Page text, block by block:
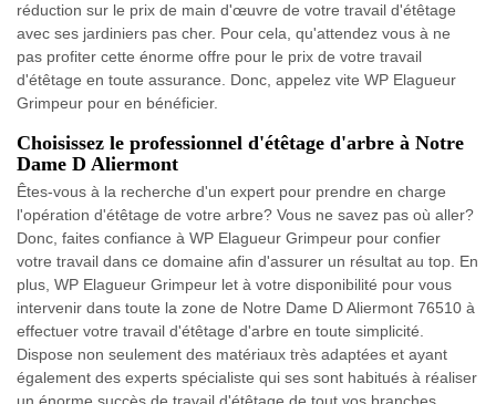
réduction sur le prix de main d'œuvre de votre travail d'étêtage
avec ses jardiniers pas cher. Pour cela, qu'attendez vous à ne
pas profiter cette énorme offre pour le prix de votre travail
d'étêtage en toute assurance. Donc, appelez vite WP Elagueur
Grimpeur pour en bénéficier.
Choisissez le professionnel d'étêtage d'arbre à Notre
Dame D Aliermont
Êtes-vous à la recherche d'un expert pour prendre en charge
l'opération d'étêtage de votre arbre? Vous ne savez pas où aller?
Donc, faites confiance à WP Elagueur Grimpeur pour confier
votre travail dans ce domaine afin d'assurer un résultat au top. En
plus, WP Elagueur Grimpeur let à votre disponibilité pour vous
intervenir dans toute la zone de Notre Dame D Aliermont 76510 à
effectuer votre travail d'étêtage d'arbre en toute simplicité.
Dispose non seulement des matériaux très adaptées et ayant
également des experts spécialiste qui ses sont habitués à réaliser